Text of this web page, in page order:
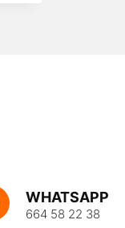
WHATSAPP
664 58 22 38